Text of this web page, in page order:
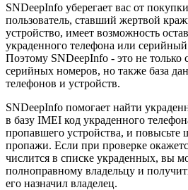
SNDeepInfo уберегает вас от
пользователь, ставший жертвой
устройство, имеет возможность
украденного телефона или
Поэтому SNDeepInfo - это не только
серийных номеров, но также база
телефонов и устройств.
SNDeepInfo помогает найти
в базу IMEI код украденного
пропавшего устройства, и
пропажи. Если при проверке
числится в списке украденных, вы
полноправному владельцу и
его назначил владелец.